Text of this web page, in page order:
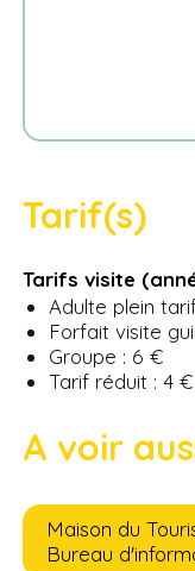
Tarif(s)
Tarifs visite
Adulte plein
Forfait visite
Groupe : 6 €
Tarif réduit : 4 €
A voir
Maison du
Bureau